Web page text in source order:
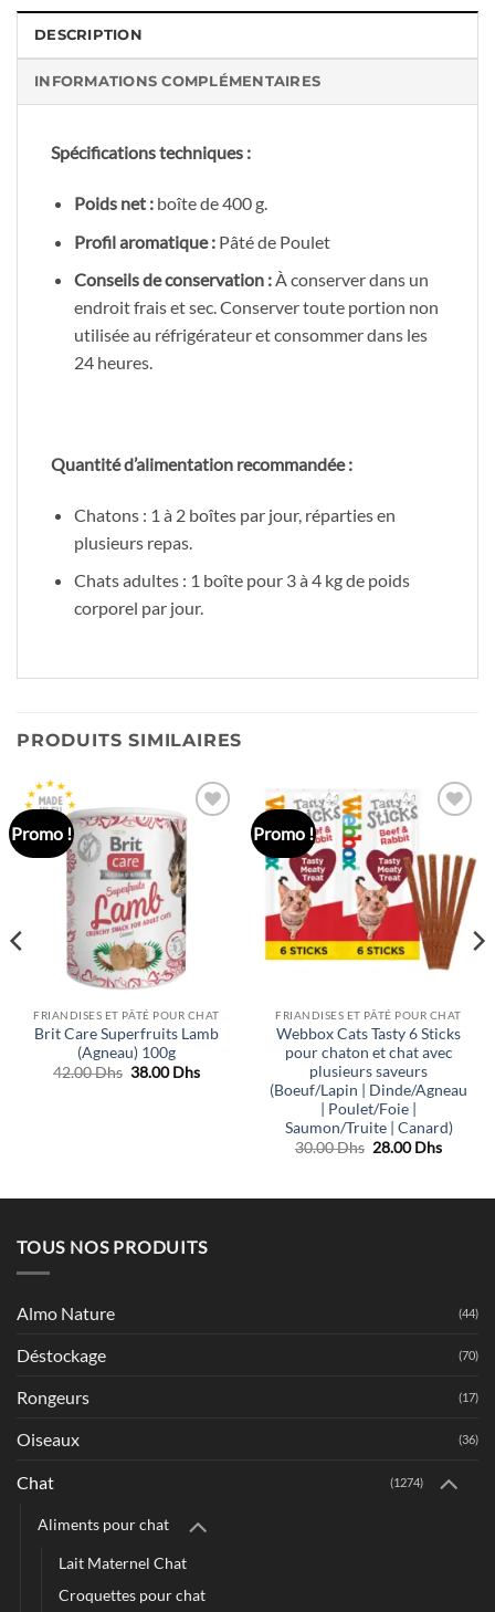
DESCRIPTION
INFORMATIONS COMPLÉMENTAIRES
Spécifications techniques :
Poids net :boîte de 400 g.
Profil aromatique :Pâté de Poulet
Conseils de conservation :À conserver dans un
endroit frais et sec. Conserver toute portion non
utilisée au réfrigérateur et consommer dans les
24 heures.
Quantité d’alimentation recommandée :
Chatons : 1 à 2 boîtes par jour, réparties en
plusieurs repas.
Chats adultes : 1 boîte pour 3 à 4 kg de poids
corporel par jour.
PRODUITS SIMILAIRES
Promo !
Ajouter
à la liste
souhaits
FRIANDISES ET PÂTÉ POUR CHAT
Brit Care Superfruits Lamb
(Agneau) 100g
42.00Dhs Le
38.00DhsLe
Promo !
de
souhaits
FRIANDISES ET PÂTÉ POUR CHAT
Webbox Cats Tasty 6 Sticks
pour chaton et chat avec
plusieurs saveurs
(Boeuf/Lapin | Dinde/Agneau
| Poulet/Foie |
Saumon/Truite | Canard)
30.00Dhs Le
30.00 Dhs.
28.00DhsLe
28.00
TOUS NOS PRODUITS
Almo Nature (44)
Déstockage (70)
Rongeurs (17)
Oiseaux (36)
Chat (1274)
Aliments pour chat
Lait Maternel Chat
Croquettes pour chat